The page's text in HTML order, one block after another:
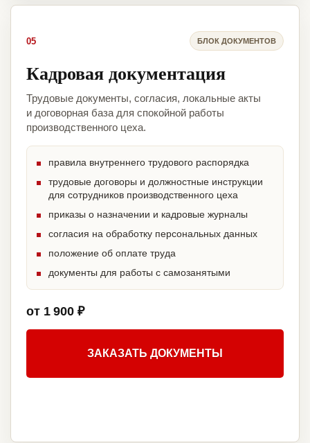
05 БЛОК ДОКУМЕНТОВ
Кадровая документация
Трудовые документы, согласия, локальные акты
и договорная база для спокойной работы
производственного цеха.
правила внутреннего трудового распорядка
трудовые договоры и должностные инструкции
для сотрудников производственного цеха
приказы о назначении и кадровые журналы
согласия на обработку персональных данных
положение об оплате труда
документы для работы с самозанятыми
от 1 900 ₽
ЗАКАЗАТЬ ДОКУМЕНТЫ